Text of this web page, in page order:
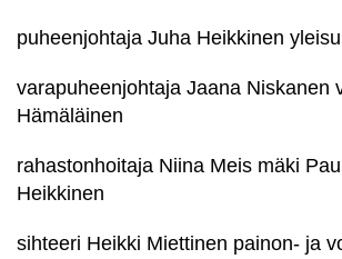
puheenjohtaja Juha Heikkinen
varapuheenjohtaja Jaana Niskanen
Hämäläinen
rahastonhoitaja Niina Meis mäki
Heikkinen
sihteeri Heikki Miettinen painon- ja